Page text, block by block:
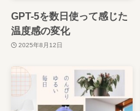
GPT-5を数日使って感じた
温度感の変化
2025年8月12日